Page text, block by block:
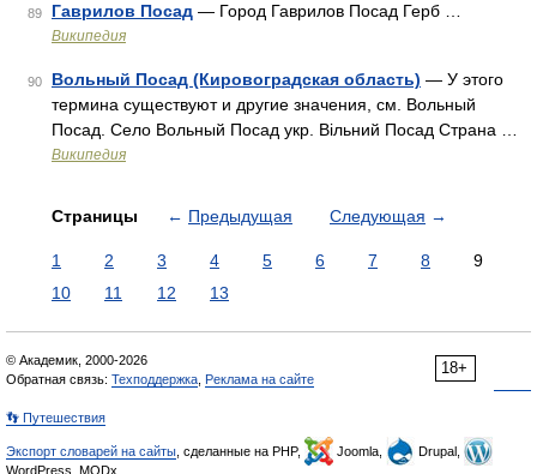
89 Гаврилов Посад — Город Гаврилов Посад Герб …
Википедия
90 Вольный Посад (Кировоградская область) — У этого
термина существуют и другие значения, см. Вольный
Посад. Село Вольный Посад укр. Вільний Посад Страна …
Википедия
Страницы ← Предыдущая Следующая →
1 2 3 4 5 6 7 8
9
10
11 12 13
18+
© Академик, 2000-2026
Обратная связь: Техподдержка Реклама на сайте
👣 Путешествия
Экспорт словарей на сайты , сделанные на PHP, Joomla,
Drupal,
WordPress, MODx.